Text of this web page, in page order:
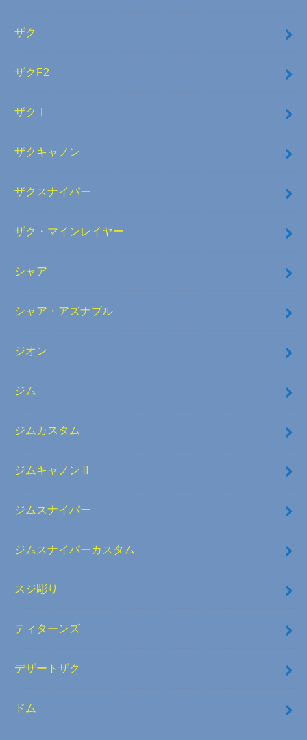
ザク
ザクF2
ザクⅠ
ザクキャノン
ザクスナイパー
ザク・マインレイヤー
シャア
シャア・アズナブル
ジオン
ジム
ジムカスタム
ジムキャノンⅡ
ジムスナイパー
ジムスナイパーカスタム
スジ彫り
ティターンズ
デザートザク
ドム